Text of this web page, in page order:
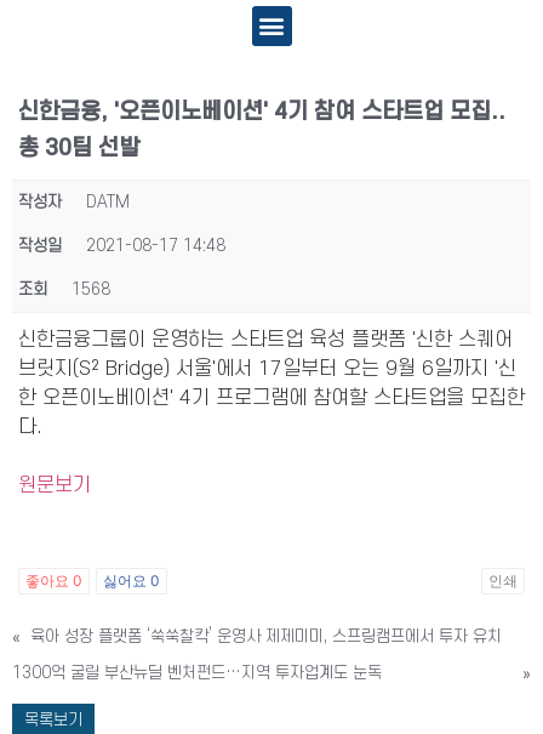
신한금융, '오픈이노베이션' 4기 참여 스타트업 모집..
총 30팀 선발
작성자 DATM
작성일 2021-08-17 14:48
조회 1568
신한금융그룹이 운영하는 스타트업 육성 플랫폼 '신한 스퀘어
브릿지(S² Bridge) 서울'에서 17일부터 오는 9월 6일까지 '신
한 오픈이노베이션' 4기 프로그램에 참여할 스타트업을 모집한
다.
원문보기
좋아요 0 싫어요 0 인쇄
«
육아 성장 플랫폼 ‘쑥쑥찰칵’ 운영사 제제미미, 스프링캠프에서 투자 유치
1300억 굴릴 부산뉴딜 벤처펀드…지역 투자업계도 눈독
»
목록보기